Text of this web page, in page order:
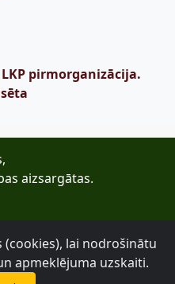
pirmorganizācija.
aizsargātas.
lai nodrošinātu
apmeklējuma uzskaiti.